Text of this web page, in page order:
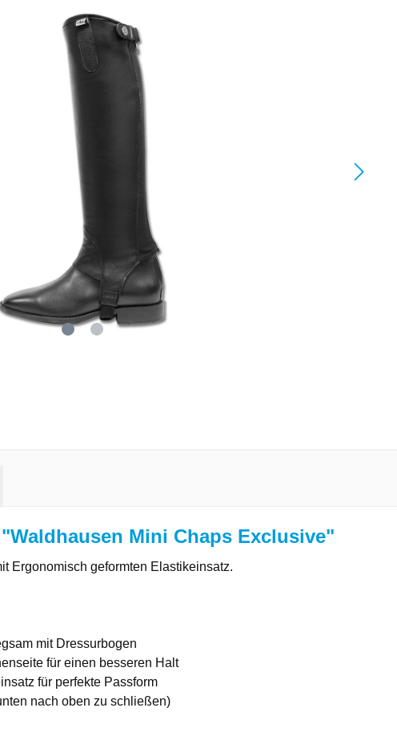
Mini Chaps Exclusive"
Ergonomisch geformten Elastikeinsatz.
mit Dressurbogen
für einen besseren Halt
für perfekte Passform
nach oben zu schließen)